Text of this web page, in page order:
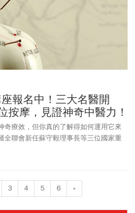
報名中！三大名醫開
按摩，見證神奇中醫力！
奇療效，但你真的了解得如何運用它來
全聯會新任蘇守毅理事長等三位國家重
全面的針灸診療觀念出發，到微觀的耳
北巿中正徐州路2號3樓)盛大舉行，採線
3 4 5 6 »